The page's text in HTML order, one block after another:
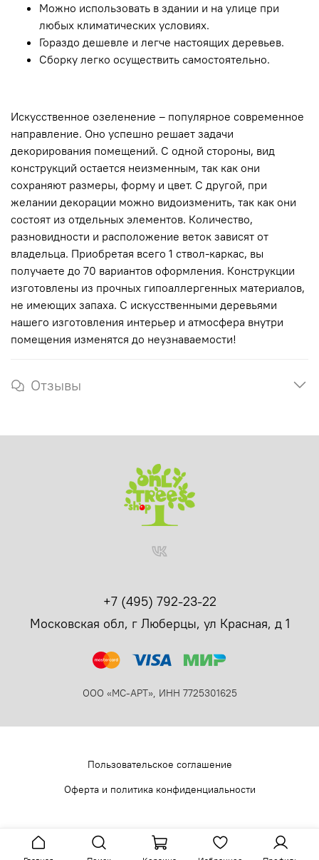
Можно использовать в здании и на улице при
любых климатических условиях.
Гораздо дешевле и легче настоящих деревьев.
Сборку легко осуществить самостоятельно.
Искусственное озеленение – популярное современное
направление. Оно успешно решает задачи
декорирования помещений. С одной стороны, вид
конструкций остается неизменным, так как они
сохраняют размеры, форму и цвет. С другой, при
желании декорации можно видоизменить, так как они
состоят из отдельных элементов. Количество,
разновидности и расположение веток зависят от
владельца. Приобретая всего 1 ствол-каркас, вы
получаете до 70 вариантов оформления. Конструкции
изготовлены из прочных гипоаллергенных материалов,
не имеющих запаха. С искусственными деревьями
нашего изготовления интерьер и атмосфера внутри
помещения изменятся до неузнаваемости!
Отзывы
+7 (495) 792-23-22
Московская обл, г Люберцы, ул Красная, д 1
ООО «МС-АРТ», ИНН 7725301625
Пользовательское соглашение
Оферта и политика конфиденциальности